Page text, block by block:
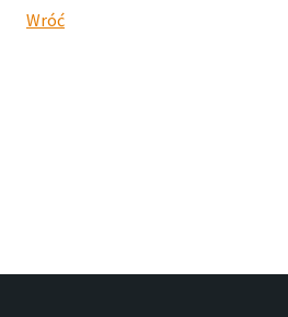
Wróć